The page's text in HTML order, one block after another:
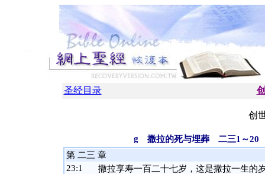
圣经目录
创
g
撒拉的死与埋葬 二三1～20
第 二三 章
23:1
撒拉享寿一百二十七岁，这是撒拉一生的